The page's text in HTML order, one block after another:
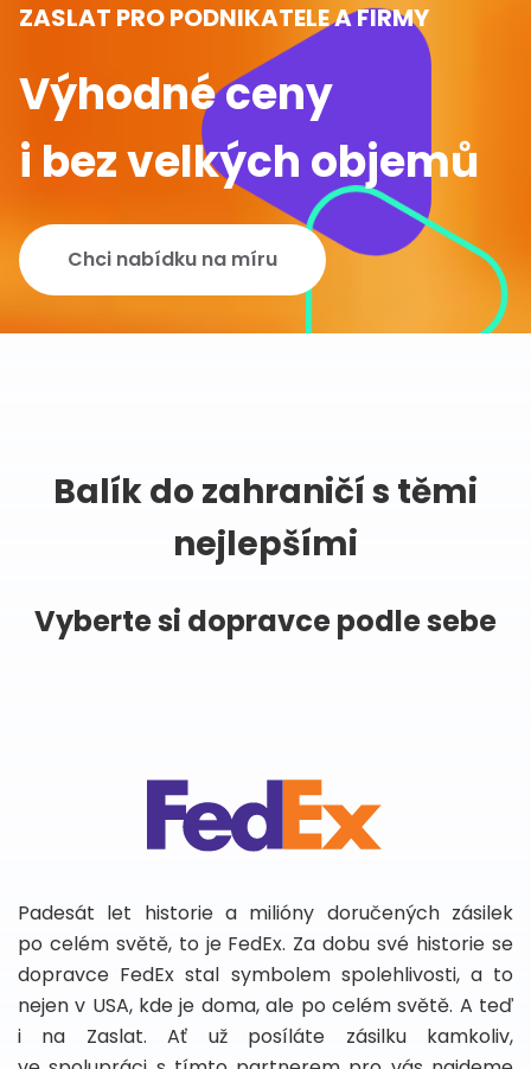
ZASLAT PRO PODNIKATELE A FIRMY
Výhodné ceny
i bez velkých objemů
Chci nabídku na míru
Balík do zahraničí s těmi
nejlepšími
Vyberte si dopravce podle sebe
Padesát let historie a milióny doručených zásilek
po celém světě, to je FedEx. Za dobu své historie se
dopravce FedEx stal symbolem spolehlivosti, a to
nejen v USA, kde je doma, ale po celém světě. A teď
i na Zaslat. Ať už posíláte zásilku kamkoliv,